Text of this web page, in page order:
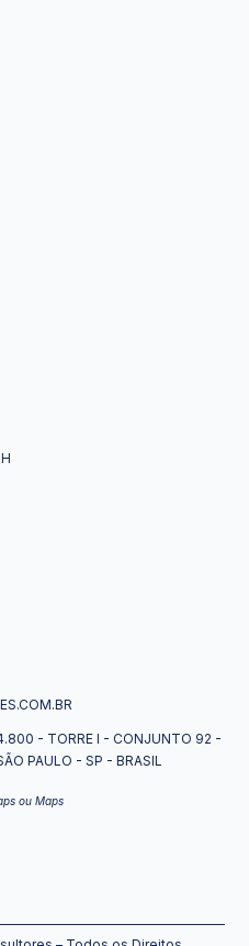
- TORRE I - CONJUNTO 92 -
PAULO - SP - BRASIL
ou Maps